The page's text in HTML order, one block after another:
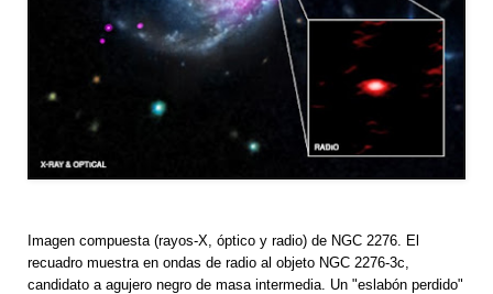
Imagen compuesta (rayos-X, óptico y radio) de NGC 2276. El
recuadro muestra en ondas de radio al objeto NGC 2276-3c,
candidato a agujero negro de masa intermedia. Un "eslabón perdido"